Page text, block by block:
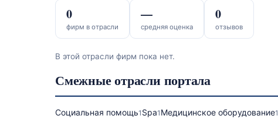
фирм в отрасли
0
средняя оценка
—
отзывов
0
В этой отрасли фирм пока нет.
Смежные отрасли портала
Социальная помощь1 Spa1 Медицинское оборудование1